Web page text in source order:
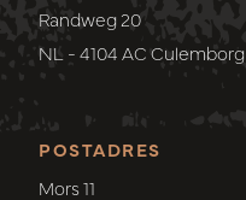
POSTADRES
Mors 11
Randweg 20
NL - 4104 AC Culemborg